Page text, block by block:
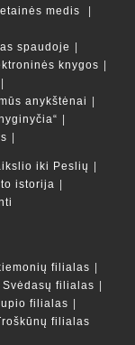
medis
spaudoje
knygos
anykštėnai
iki Peslių
istorija
filialas
Svėdasų filialas
filialas
filialas